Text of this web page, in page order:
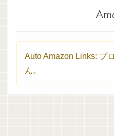
Auto Amazon Links: プ
ん。